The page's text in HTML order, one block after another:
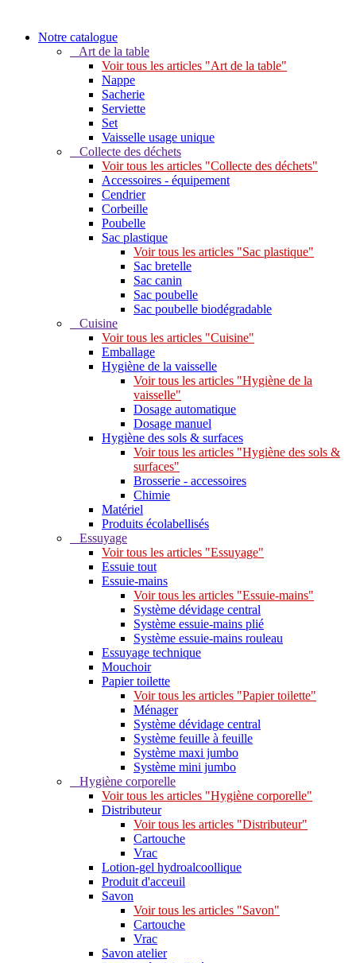
Notre catalogue
Art de la table
Voir tous les articles "Art de la table"
Nappe
Sacherie
Serviette
Set
Vaisselle usage unique
Collecte des déchets
Voir tous les articles "Collecte des déchets"
Accessoires - équipement
Cendrier
Corbeille
Poubelle
Sac plastique
Voir tous les articles "Sac plastique"
Sac bretelle
Sac canin
Sac poubelle
Sac poubelle biodégradable
Cuisine
Voir tous les articles "Cuisine"
Emballage
Hygiène de la vaisselle
Voir tous les articles "Hygiène de la
vaisselle"
Dosage automatique
Dosage manuel
Hygiène des sols & surfaces
Voir tous les articles "Hygiène des sols &
surfaces"
Brosserie - accessoires
Chimie
Matériel
Produits écolabellisés
Essuyage
Voir tous les articles "Essuyage"
Essuie tout
Essuie-mains
Voir tous les articles "Essuie-mains"
Système dévidage central
Système essuie-mains plié
Système essuie-mains rouleau
Essuyage technique
Mouchoir
Papier toilette
Voir tous les articles "Papier toilette"
Ménager
Système dévidage central
Système feuille à feuille
Système maxi jumbo
Système mini jumbo
Hygiène corporelle
Voir tous les articles "Hygiène corporelle"
Distributeur
Voir tous les articles "Distributeur"
Cartouche
Vrac
Lotion-gel hydroalcoollique
Produit d'acceuil
Savon
Voir tous les articles "Savon"
Cartouche
Vrac
Savon atelier